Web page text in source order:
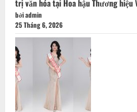
trị văn hóa tại Hoa hậu Thương hiệu
bởi admin
25 Tháng 6, 2026